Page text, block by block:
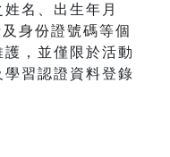
名、出生年月
身份證號碼等個
，並僅限於活動
習認證資料登錄